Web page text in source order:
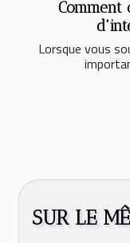
Lorsque vous
SUR LE